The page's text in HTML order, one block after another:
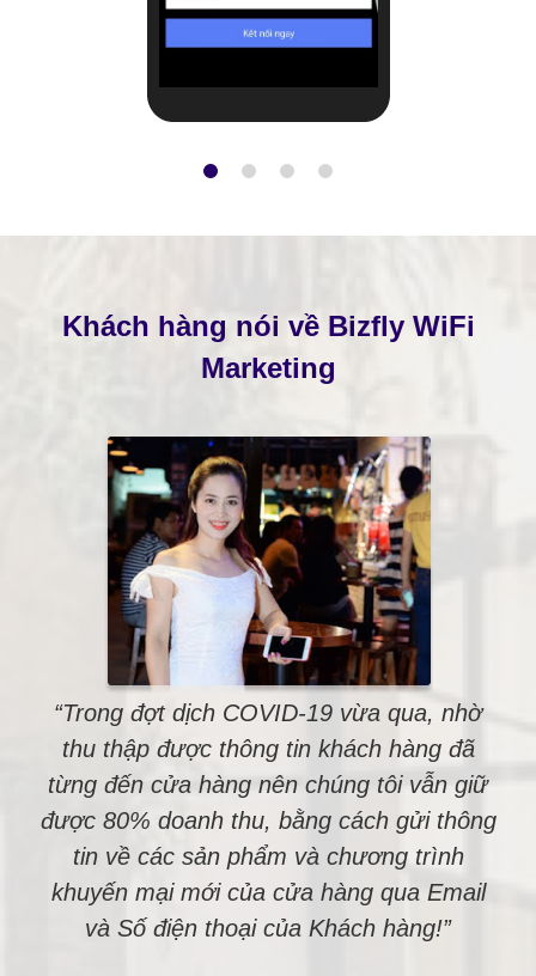
Khách hàng nói về Bizfly WiFi
Marketing
“Trong đợt dịch COVID-19 vừa qua, nhờ
thu thập được thông tin khách hàng đã
từng đến cửa hàng nên chúng tôi vẫn giữ
được 80% doanh thu, bằng cách gửi thông
tin về các sản phẩm và chương trình
khuyến mại mới của cửa hàng qua Email
và Số điện thoại của Khách hàng!”